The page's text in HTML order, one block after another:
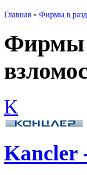
Главная » Фирмы в
Фирмы
K
Kancler